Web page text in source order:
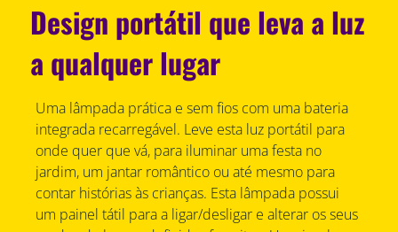
Design portátil que leva a luz
a qualquer lugar
Uma lâmpada prática e sem fios com uma bateria
integrada recarregável. Leve esta luz portátil para
onde quer que vá, para iluminar uma festa no
jardim, um jantar romântico ou até mesmo para
contar histórias às crianças. Esta lâmpada possui
um painel tátil para a ligar/desligar e alterar os seus